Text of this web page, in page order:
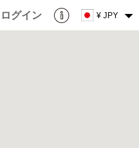
ログイン ¥ JPY